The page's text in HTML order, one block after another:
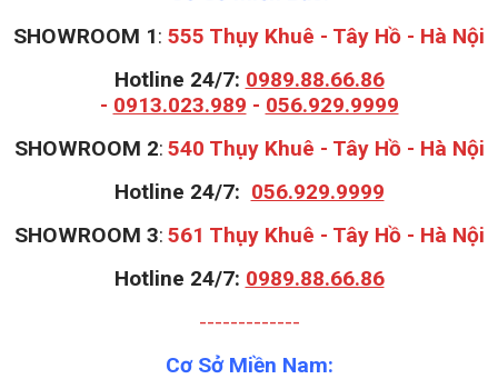
SHOWROOM 1: 555 Thụy Khuê - Tây Hồ - Hà Nội
Hotline 24/7: 0989.88.66.86
- 0913.023.989 - 056.929.9999
SHOWROOM 2: 540 Thụy Khuê - Tây Hồ - Hà Nội
Hotline 24/7: 056.929.9999
SHOWROOM 3: 561 Thụy Khuê - Tây Hồ - Hà Nội
Hotline 24/7: 0989.88.66.86
-------------
Cơ Sở Miền Nam: